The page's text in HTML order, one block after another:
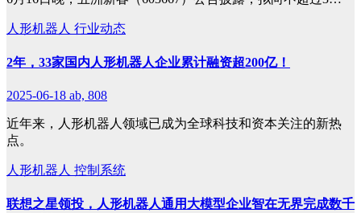
人形机器人 行业动态
2年，33家国内人形机器人企业累计融资超200亿！
2025-06-18 ab, 808
近年来，人形机器人领域已成为全球科技和资本关注的新热
点。
人形机器人 控制系统
联想之星领投，人形机器人通用大模型企业智在无界完成数千